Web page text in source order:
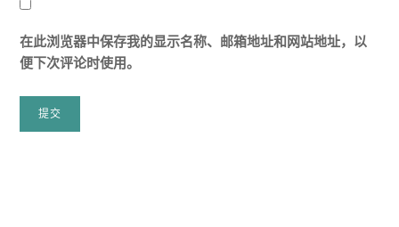
在此浏览器中保存我的显示名称、邮箱地址和网站地址，以
便下次评论时使用。